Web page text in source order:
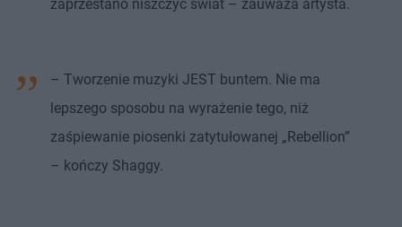
zaprzestano niszczyć świat – zauważa artysta.
– Tworzenie muzyki JEST buntem. Nie ma
lepszego sposobu na wyrażenie tego, niż
zaśpiewanie piosenki zatytułowanej „Rebellion”
– kończy Shaggy.